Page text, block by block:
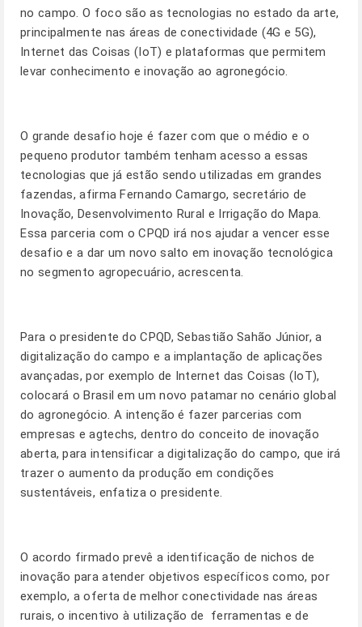
no campo. O foco são as tecnologias no estado da arte,
principalmente nas áreas de conectividade (4G e 5G),
Internet das Coisas (IoT) e plataformas que permitem
levar conhecimento e inovação ao agronegócio.
O grande desafio hoje é fazer com que o médio e o
pequeno produtor também tenham acesso a essas
tecnologias que já estão sendo utilizadas em grandes
fazendas, afirma Fernando Camargo, secretário de
Inovação, Desenvolvimento Rural e Irrigação do Mapa.
Essa parceria com o CPQD irá nos ajudar a vencer esse
desafio e a dar um novo salto em inovação tecnológica
no segmento agropecuário, acrescenta.
Para o presidente do CPQD, Sebastião Sahão Júnior, a
digitalização do campo e a implantação de aplicações
avançadas, por exemplo de Internet das Coisas (IoT),
colocará o Brasil em um novo patamar no cenário global
do agronegócio. A intenção é fazer parcerias com
empresas e agtechs, dentro do conceito de inovação
aberta, para intensificar a digitalização do campo, que irá
trazer o aumento da produção em condições
sustentáveis, enfatiza o presidente.
O acordo firmado prevê a identificação de nichos de
inovação para atender objetivos específicos como, por
exemplo, a oferta de melhor conectividade nas áreas
rurais, o incentivo à utilização de ferramentas e de